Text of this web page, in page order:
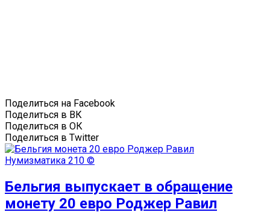
Поделиться на Facebook
Поделиться в ВК
Поделиться в ОК
Поделиться в Twitter
Нумизматика 210 ©
Бельгия выпускает в обращение
монету 20 евро Роджер Равил